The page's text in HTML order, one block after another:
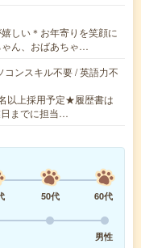
しい＊お年寄りを笑顔に
ん、おばあちゃ…
コンスキル不要 / 英語力不
以上採用予定★履歴書は
までに担当…
50代
60代
男性